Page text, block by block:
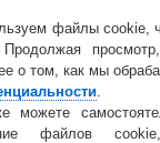
файлы cookie,
о том, как мы
можете
файлов